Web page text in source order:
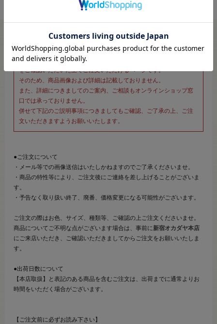
※新宿オカダヤ本店お取り扱い商品のご注文専用ページです※
こちらのページは、店頭にてあらかじめ商品詳細および商品コード
をご確認いただいた上でご注文いただけるページです。
そのため、商品画像および詳細は記載しておりません。
また、詳細につきましてのご案内、ご相談もオンラインショップ窓
口では承っておりません。
併せて下記のご説明事項につきましてもご確認、ご了承の上、ご注
文いただきますようお願いいたします。
●ご注文について
・メール等での画像送信はいたしかねますのでご了承くださいませ。
・商品の特性等により、ご注文後にご連絡を差し上げることがございま
す。
・予告なく取り扱い終了、廃番、価格変更になる可能性がございます。
ご注文の際はお色、サイズ、種類等、ご確認の上ご注文くださいませ。
商品についてご不明な点がございます場合は、事前に新宿オカダヤ本店
にご来店いただき、ご確認いただきましてからご注文をお願いいたしま
す。
●出荷日数について
【本店取扱】と表記のある商品を含むご注文は、出荷までに通常よりお
時間をいただく場合がございます。
【ご注文前に必ずお読み下さい】